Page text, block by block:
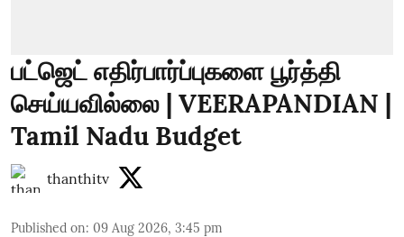
பட்ஜெட் எதிர்பார்ப்புகளை பூர்த்தி
செய்யவில்லை | VEERAPANDIAN |
Tamil Nadu Budget
thanthitv
Published on: 09 Aug 2026, 3:45 pm